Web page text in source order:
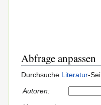
Abfrage anpassen
Durchsuche Literatur-
Autoren: